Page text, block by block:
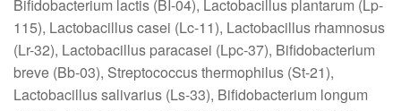
Bifidobacterium lactis (BI-04), Lactobacillus plantarum (Lp-
115), Lactobacillus casei (Lc-11), Lactobacillus rhamnosus
(Lr-32), Lactobacillus paracasei (Lpc-37), Bifidobacterium
breve (Bb-03), Streptococcus thermophilus (St-21),
Lactobacillus salivarius (Ls-33), Bifidobacterium longum